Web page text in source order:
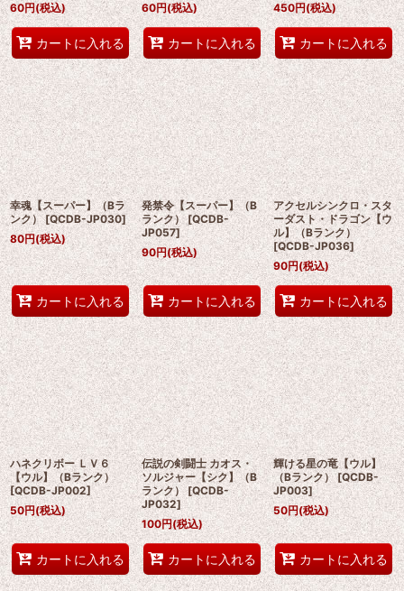
60円(税込)
カートに入れる
60円(税込)
カートに入れる
450円(税込)
カートに入れる
幸魂【スーパー】（Bラ
ンク） [QCDB-JP030]
80円(税込)
カートに入れる
発禁令【スーパー】（B
ランク） [QCDB-
JP057]
90円(税込)
カートに入れる
アクセルシンクロ・スタ
ーダスト・ドラゴン【ウ
ル】（Bランク）
[QCDB-JP036]
90円(税込)
カートに入れる
ハネクリボー ＬＶ６
【ウル】（Bランク）
[QCDB-JP002]
50円(税込)
カートに入れる
伝説の剣闘士 カオス・
ソルジャー【シク】（B
ランク） [QCDB-
JP032]
100円(税込)
カートに入れる
輝ける星の竜【ウル】
（Bランク） [QCDB-
JP003]
50円(税込)
カートに入れる